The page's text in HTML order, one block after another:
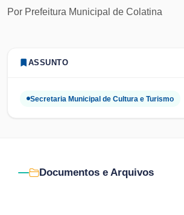
Por Prefeitura Municipal de Colatina
ASSUNTO
Secretaria Municipal de Cultura e Turismo
Documentos e Arquivos